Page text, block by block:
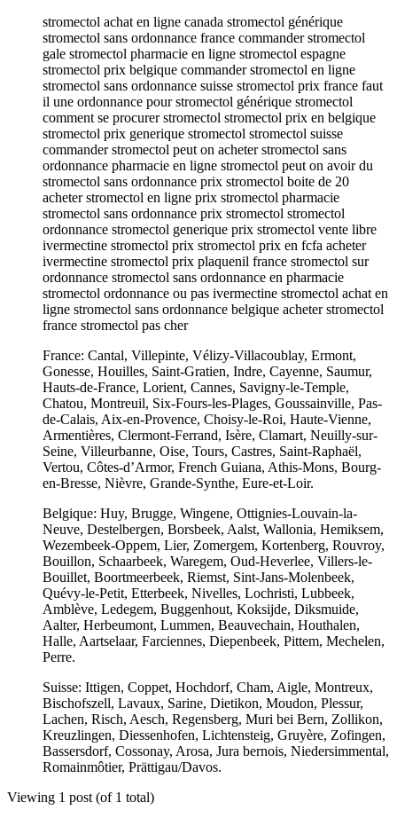
stromectol achat en ligne canada stromectol générique
stromectol sans ordonnance france commander stromectol
gale stromectol pharmacie en ligne stromectol espagne
stromectol prix belgique commander stromectol en ligne
stromectol sans ordonnance suisse stromectol prix france faut
il une ordonnance pour stromectol générique stromectol
comment se procurer stromectol stromectol prix en belgique
stromectol prix generique stromectol stromectol suisse
commander stromectol peut on acheter stromectol sans
ordonnance pharmacie en ligne stromectol peut on avoir du
stromectol sans ordonnance prix stromectol boite de 20
acheter stromectol en ligne prix stromectol pharmacie
stromectol sans ordonnance prix stromectol stromectol
ordonnance stromectol generique prix stromectol vente libre
ivermectine stromectol prix stromectol prix en fcfa acheter
ivermectine stromectol prix plaquenil france stromectol sur
ordonnance stromectol sans ordonnance en pharmacie
stromectol ordonnance ou pas ivermectine stromectol achat en
ligne stromectol sans ordonnance belgique acheter stromectol
france stromectol pas cher
France: Cantal, Villepinte, Vélizy-Villacoublay, Ermont,
Gonesse, Houilles, Saint-Gratien, Indre, Cayenne, Saumur,
Hauts-de-France, Lorient, Cannes, Savigny-le-Temple,
Chatou, Montreuil, Six-Fours-les-Plages, Goussainville, Pas-
de-Calais, Aix-en-Provence, Choisy-le-Roi, Haute-Vienne,
Armentières, Clermont-Ferrand, Isère, Clamart, Neuilly-sur-
Seine, Villeurbanne, Oise, Tours, Castres, Saint-Raphaël,
Vertou, Côtes-d’Armor, French Guiana, Athis-Mons, Bourg-
en-Bresse, Nièvre, Grande-Synthe, Eure-et-Loir.
Belgique: Huy, Brugge, Wingene, Ottignies-Louvain-la-
Neuve, Destelbergen, Borsbeek, Aalst, Wallonia, Hemiksem,
Wezembeek-Oppem, Lier, Zomergem, Kortenberg, Rouvroy,
Bouillon, Schaarbeek, Waregem, Oud-Heverlee, Villers-le-
Bouillet, Boortmeerbeek, Riemst, Sint-Jans-Molenbeek,
Quévy-le-Petit, Etterbeek, Nivelles, Lochristi, Lubbeek,
Amblève, Ledegem, Buggenhout, Koksijde, Diksmuide,
Aalter, Herbeumont, Lummen, Beauvechain, Houthalen,
Halle, Aartselaar, Farciennes, Diepenbeek, Pittem, Mechelen,
Perre.
Suisse: Ittigen, Coppet, Hochdorf, Cham, Aigle, Montreux,
Bischofszell, Lavaux, Sarine, Dietikon, Moudon, Plessur,
Lachen, Risch, Aesch, Regensberg, Muri bei Bern, Zollikon,
Kreuzlingen, Diessenhofen, Lichtensteig, Gruyère, Zofingen,
Bassersdorf, Cossonay, Arosa, Jura bernois, Niedersimmental,
Romainmôtier, Prättigau/Davos.
Viewing 1 post (of 1 total)